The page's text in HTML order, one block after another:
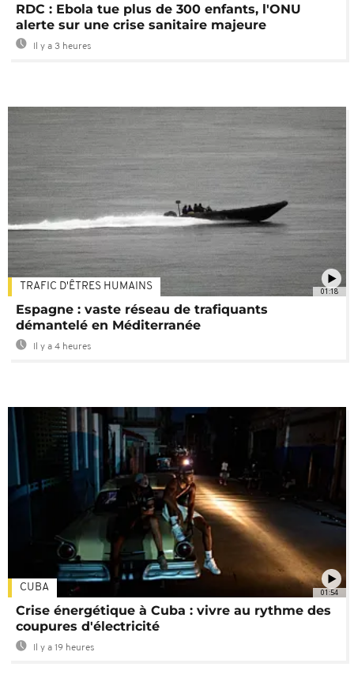
RDC : Ebola tue plus de 300 enfants, l'ONU
alerte sur une crise sanitaire majeure
Il y a 3 heures
01:18
TRAFIC D'ÊTRES HUMAINS
Espagne : vaste réseau de trafiquants
démantelé en Méditerranée
Il y a 4 heures
01:54
CUBA
Crise énergétique à Cuba : vivre au rythme des
coupures d'électricité
Il y a 19 heures